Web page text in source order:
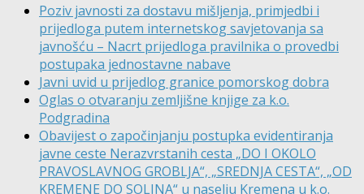
Poziv javnosti za dostavu mišljenja, primjedbi i
prijedloga putem internetskog savjetovanja sa
javnošću – Nacrt prijedloga pravilnika o provedbi
postupaka jednostavne nabave
Javni uvid u prijedlog granice pomorskog dobra
Oglas o otvaranju zemljišne knjige za k.o.
Podgradina
Obavijest o započinjanju postupka evidentiranja
javne ceste Nerazvrstanih cesta „DO I OKOLO
PRAVOSLAVNOG GROBLJA“, „SREDNJA CESTA“, „OD
KREMENE DO SOLINA“ u naselju Kremena u k.o.